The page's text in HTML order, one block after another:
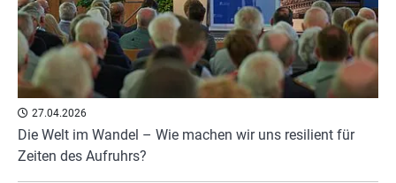
27.04.2026
Die Welt im Wandel – Wie machen wir uns resilient für
Zeiten des Aufruhrs?